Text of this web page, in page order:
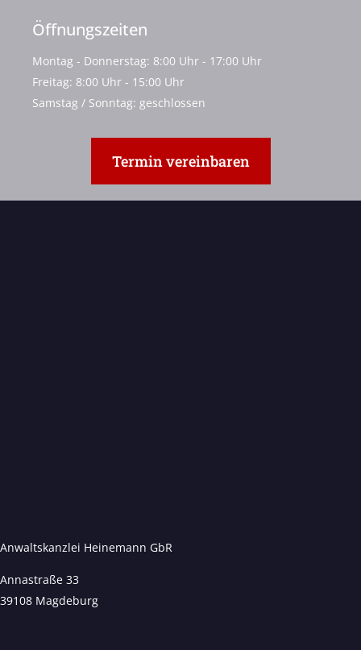
Öffnungszeiten
Montag - Donnerstag: 8:00 Uhr - 17:00 Uhr
Freitag: 8:00 Uhr - 15:00 Uhr
Samstag / Sonntag: geschlossen
Termin vereinbaren
Anwaltskanzlei Heinemann GbR
Annastraße 33
39108 Magdeburg